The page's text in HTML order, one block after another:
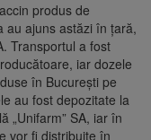
produs de
au ajuns astăzi în țară,
Transportul a fost
iar dozele
în București pe
au fost depozitate la
„Unifarm” SA, iar în
vor fi distribuite în